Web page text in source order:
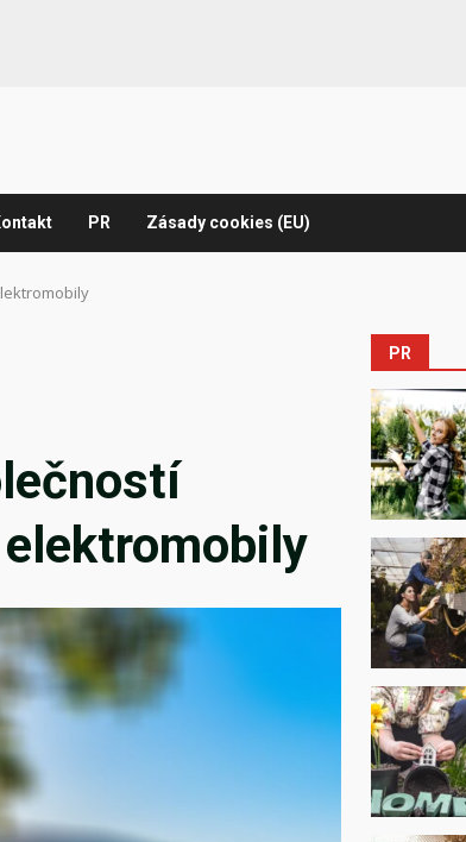
PR Zásady cookies (EU)
PR